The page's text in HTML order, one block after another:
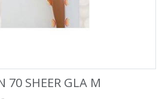
70 SHEER GLA M